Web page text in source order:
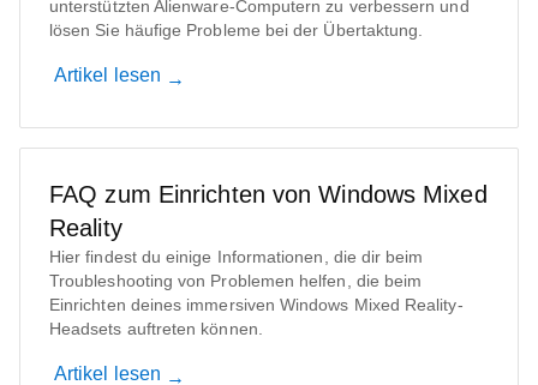
unterstützten Alienware-Computern zu verbessern und
lösen Sie häufige Probleme bei der Übertaktung.
Artikel lesen
FAQ zum Einrichten von Windows Mixed
Reality
Hier findest du einige Informationen, die dir beim
Troubleshooting von Problemen helfen, die beim
Einrichten deines immersiven Windows Mixed Reality-
Headsets auftreten können.
Artikel lesen